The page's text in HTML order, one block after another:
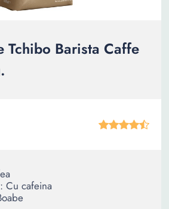
Tchibo Barista Caffe
Cu cafeina